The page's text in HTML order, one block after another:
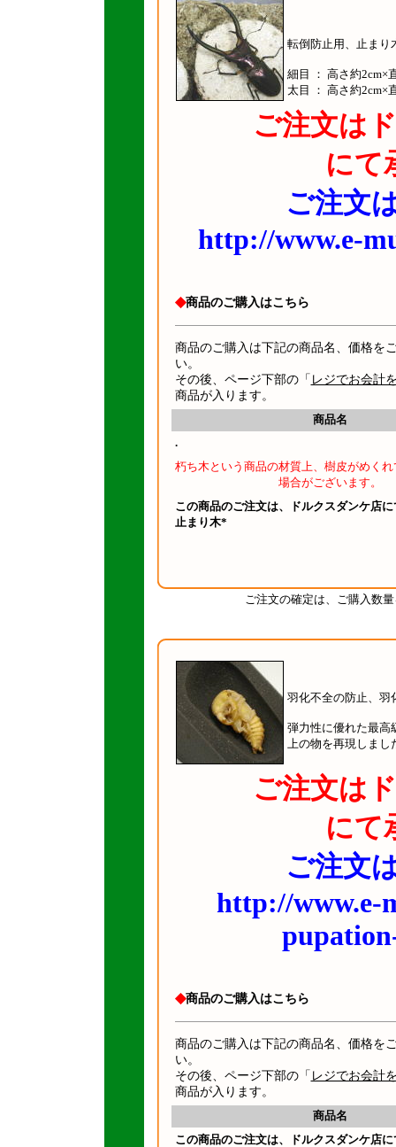
転倒防止用、止まり
細目 ： 高さ約2cm×
太目 ： 高さ約2cm×
ご注文は
にて
ご注文
http://www.e-
◆商品のご購入はこちら
商品のご購入は下記の商品名、価格を
い。
その後、ページ下部の「 レジでお会計
商品が入ります。
商品名
.
朽ち木という商品の材質上、樹皮がめく
場合がございます。
この商品のご注文は、ドルクスダンケ店
止まり木*
ご注文の確定は、ご購入数
羽化不全の防止、羽
弾力性に優れた最高
上の物を再現しまし
ご注文は
にて
ご注文
http://www.e-
◆商品のご購入はこちら
商品のご購入は下記の商品名、価格を
い。
その後、ページ下部の「 レジでお会計
商品が入ります。
商品名
この商品のご注文は、ドルクスダンケ店